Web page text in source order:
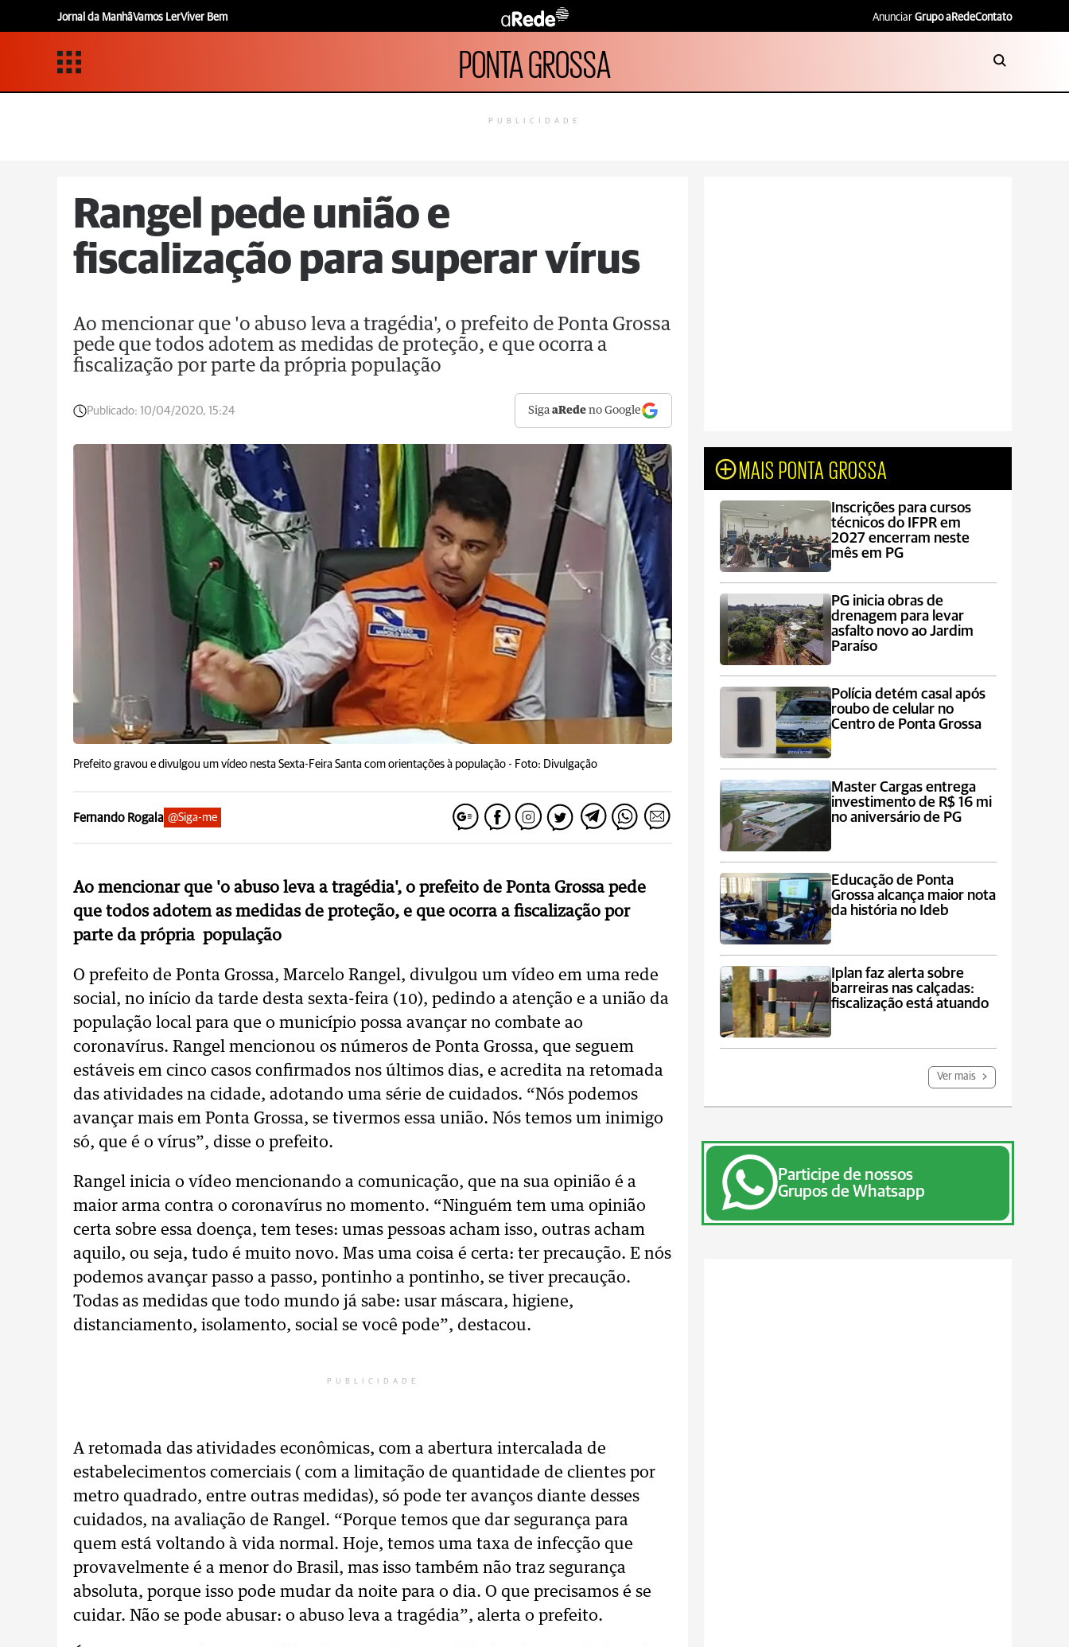
Jornal da ManhãVamos LerViver Bem Anunciar Grupo aRedeContato
PONTA GROSSA
PUBLICIDADE
Rangel pede união e
fiscalização para superar vírus
Ao mencionar que 'o abuso leva a tragédia', o prefeito de Ponta Grossa
pede que todos adotem as medidas de proteção, e que ocorra a
fiscalização por parte da própria população
Publicado: 10/04/2020, 15:24 SigaaRede no Google
Prefeito gravou e divulgou um vídeo nesta Sexta-Feira Santa com orientações à população - Foto: Divulgação
Fernando Rogala @Siga-me
Ao mencionar que 'o abuso leva a tragédia', o prefeito de Ponta Grossa pede
que todos adotem as medidas de proteção, e que ocorra a fiscalização por
parte da própria população
O prefeito de Ponta Grossa, Marcelo Rangel, divulgou um vídeo em uma rede
social, no início da tarde desta sexta-feira (10), pedindo a atenção e a união da
população local para que o município possa avançar no combate ao
coronavírus. Rangel mencionou os números de Ponta Grossa, que seguem
estáveis em cinco casos confirmados nos últimos dias, e acredita na retomada
das atividades na cidade, adotando uma série de cuidados. “Nós podemos
avançar mais em Ponta Grossa, se tivermos essa união. Nós temos um inimigo
só, que é o vírus”, disse o prefeito.
Rangel inicia o vídeo mencionando a comunicação, que na sua opinião é a
maior arma contra o coronavírus no momento. “Ninguém tem uma opinião
certa sobre essa doença, tem teses: umas pessoas acham isso, outras acham
aquilo, ou seja, tudo é muito novo. Mas uma coisa é certa: ter precaução. E nós
podemos avançar passo a passo, pontinho a pontinho, se tiver precaução.
Todas as medidas que todo mundo já sabe: usar máscara, higiene,
distanciamento, isolamento, social se você pode”, destacou.
PUBLICIDADE
A retomada das atividades econômicas, com a abertura intercalada de
estabelecimentos comerciais ( com a limitação de quantidade de clientes por
metro quadrado, entre outras medidas), só pode ter avanços diante desses
cuidados, na avaliação de Rangel. “Porque temos que dar segurança para
quem está voltando à vida normal. Hoje, temos uma taxa de infecção que
provavelmente é a menor do Brasil, mas isso também não traz segurança
absoluta, porque isso pode mudar da noite para o dia. O que precisamos é se
cuidar. Não se pode abusar: o abuso leva a tragédia”, alerta o prefeito.
MAIS PONTA GROSSA
Inscrições para cursos
técnicos do IFPR em
2027 encerram neste
mês em PG
PG inicia obras de
drenagem para levar
asfalto novo ao Jardim
Paraíso
Polícia detém casal após
roubo de celular no
Centro de Ponta Grossa
Master Cargas entrega
investimento de R$ 16 mi
no aniversário de PG
Educação de Ponta
Grossa alcança maior nota
da história no Ideb
Iplan faz alerta sobre
barreiras nas calçadas:
fiscalização está atuando
Ver mais
Participe de nossos
Grupos de Whatsapp